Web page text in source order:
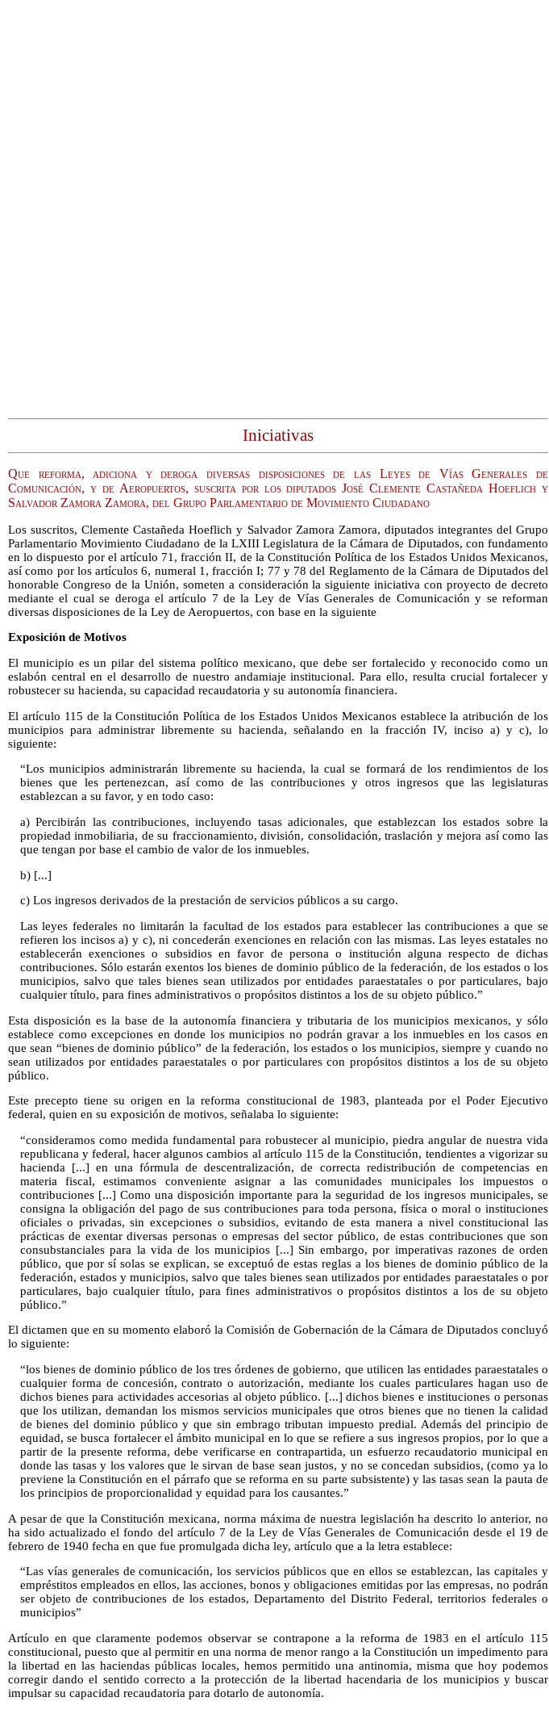
Iniciativas
Que reforma, adiciona y deroga diversas disposiciones de las Leyes de Vías Generales de
Comunicación, y de Aeropuertos, suscrita por los diputados José Clemente Castañeda Hoeflich y
Salvador Zamora Zamora, del Grupo Parlamentario de Movimiento Ciudadano
Los suscritos, Clemente Castañeda Hoeflich y Salvador Zamora Zamora, diputados integrantes del Grupo
Parlamentario Movimiento Ciudadano de la LXIII Legislatura de la Cámara de Diputados, con fundamento
en lo dispuesto por el artículo 71, fracción II, de la Constitución Política de los Estados Unidos Mexicanos,
así como por los artículos 6, numeral 1, fracción I; 77 y 78 del Reglamento de la Cámara de Diputados del
honorable Congreso de la Unión, someten a consideración la siguiente iniciativa con proyecto de decreto
mediante el cual se deroga el artículo 7 de la Ley de Vías Generales de Comunicación y se reforman
diversas disposiciones de la Ley de Aeropuertos, con base en la siguiente
Exposición de Motivos
El municipio es un pilar del sistema político mexicano, que debe ser fortalecido y reconocido como un
eslabón central en el desarrollo de nuestro andamiaje institucional. Para ello, resulta crucial fortalecer y
robustecer su hacienda, su capacidad recaudatoria y su autonomía financiera.
El artículo 115 de la Constitución Política de los Estados Unidos Mexicanos establece la atribución de los
municipios para administrar libremente su hacienda, señalando en la fracción IV, inciso a) y c), lo
siguiente:
“Los municipios administrarán libremente su hacienda, la cual se formará de los rendimientos de los
bienes que les pertenezcan, así como de las contribuciones y otros ingresos que las legislaturas
establezcan a su favor, y en todo caso:
a) Percibirán las contribuciones, incluyendo tasas adicionales, que establezcan los estados sobre la
propiedad inmobiliaria, de su fraccionamiento, división, consolidación, traslación y mejora así como las
que tengan por base el cambio de valor de los inmuebles.
b) [...]
c) Los ingresos derivados de la prestación de servicios públicos a su cargo.
Las leyes federales no limitarán la facultad de los estados para establecer las contribuciones a que se
refieren los incisos a) y c), ni concederán exenciones en relación con las mismas. Las leyes estatales no
establecerán exenciones o subsidios en favor de persona o institución alguna respecto de dichas
contribuciones. Sólo estarán exentos los bienes de dominio público de la federación, de los estados o los
municipios, salvo que tales bienes sean utilizados por entidades paraestatales o por particulares, bajo
cualquier título, para fines administrativos o propósitos distintos a los de su objeto público.”
Esta disposición es la base de la autonomía financiera y tributaria de los municipios mexicanos, y sólo
establece como excepciones en donde los municipios no podrán gravar a los inmuebles en los casos en
que sean “bienes de dominio público” de la federación, los estados o los municipios, siempre y cuando no
sean utilizados por entidades paraestatales o por particulares con propósitos distintos a los de su objeto
público.
Este precepto tiene su origen en la reforma constitucional de 1983, planteada por el Poder Ejecutivo
federal, quien en su exposición de motivos, señalaba lo siguiente:
“consideramos como medida fundamental para robustecer al municipio, piedra angular de nuestra vida
republicana y federal, hacer algunos cambios al artículo 115 de la Constitución, tendientes a vigorizar su
hacienda [...] en una fórmula de descentralización, de correcta redistribución de competencias en
materia fiscal, estimamos conveniente asignar a las comunidades municipales los impuestos o
contribuciones [...] Como una disposición importante para la seguridad de los ingresos municipales, se
consigna la obligación del pago de sus contribuciones para toda persona, física o moral o instituciones
oficiales o privadas, sin excepciones o subsidios, evitando de esta manera a nivel constitucional las
prácticas de exentar diversas personas o empresas del sector público, de estas contribuciones que son
consubstanciales para la vida de los municipios [...] Sin embargo, por imperativas razones de orden
público, que por sí solas se explican, se exceptuó de estas reglas a los bienes de dominio público de la
federación, estados y municipios, salvo que tales bienes sean utilizados por entidades paraestatales o por
particulares, bajo cualquier título, para fines administrativos o propósitos distintos a los de su objeto
público.”
El dictamen que en su momento elaboró la Comisión de Gobernación de la Cámara de Diputados concluyó
lo siguiente:
“los bienes de dominio público de los tres órdenes de gobierno, que utilicen las entidades paraestatales o
cualquier forma de concesión, contrato o autorización, mediante los cuales particulares hagan uso de
dichos bienes para actividades accesorias al objeto público. [...] dichos bienes e instituciones o personas
que los utilizan, demandan los mismos servicios municipales que otros bienes que no tienen la calidad
de bienes del dominio público y que sin embrago tributan impuesto predial. Además del principio de
equidad, se busca fortalecer el ámbito municipal en lo que se refiere a sus ingresos propios, por lo que a
partir de la presente reforma, debe verificarse en contrapartida, un esfuerzo recaudatorio municipal en
donde las tasas y los valores que le sirvan de base sean justos, y no se concedan subsidios, (como ya lo
previene la Constitución en el párrafo que se reforma en su parte subsistente) y las tasas sean la pauta de
los principios de proporcionalidad y equidad para los causantes.”
A pesar de que la Constitución mexicana, norma máxima de nuestra legislación ha descrito lo anterior, no
ha sido actualizado el fondo del artículo 7 de la Ley de Vías Generales de Comunicación desde el 19 de
febrero de 1940 fecha en que fue promulgada dicha ley, artículo que a la letra establece:
“Las vías generales de comunicación, los servicios públicos que en ellos se establezcan, las capitales y
empréstitos empleados en ellos, las acciones, bonos y obligaciones emitidas por las empresas, no podrán
ser objeto de contribuciones de los estados, Departamento del Distrito Federal, territorios federales o
municipios”
Artículo en que claramente podemos observar se contrapone a la reforma de 1983 en el artículo 115
constitucional, puesto que al permitir en una norma de menor rango a la Constitución un impedimento para
la libertad en las haciendas públicas locales, hemos permitido una antinomia, misma que hoy podemos
corregir dando el sentido correcto a la protección de la libertad hacendaria de los municipios y buscar
impulsar su capacidad recaudatoria para dotarlo de autonomía.